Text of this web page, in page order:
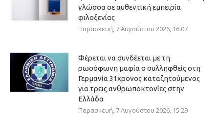
γλώσσα σε αυθεντική εμπειρία
φιλοξενίας
Παρασκευή, 7 Αυγούστου 2026, 16:07
Φέρεται να συνδέεται με τη
ρωσόφωνη μαφία ο συλληφθείς στη
Γερμανία 31χρονος καταζητούμενος
για τρεις ανθρωποκτονίες στην
Ελλάδα
Παρασκευή, 7 Αυγούστου 2026, 15:29